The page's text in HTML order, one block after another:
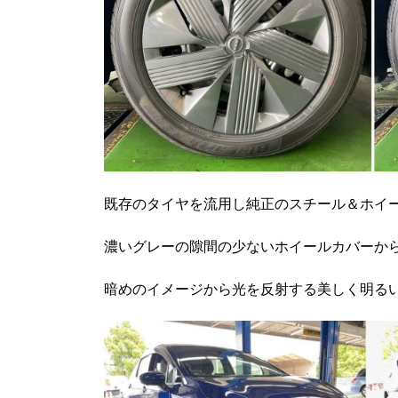
既存のタイヤを流用し純正のスチール＆ホイ
濃いグレーの隙間の少ないホイールカバーか
暗めのイメージから光を反射する美しく明る